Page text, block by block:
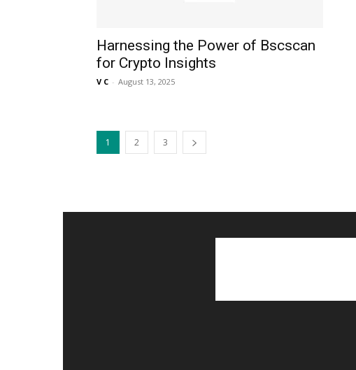
Harnessing the Power of Bscscan
for Crypto Insights
V C - August 13, 2025
1 2 3